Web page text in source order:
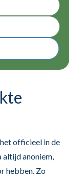
officieel in de
anoniem,
hebben. Zo